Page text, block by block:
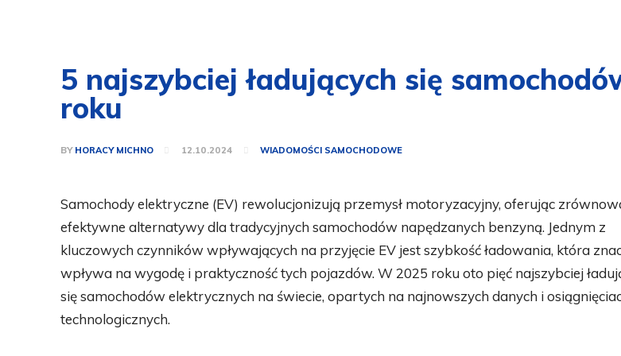
5 najszybciej ładujących się
roku
BY HORACY MICHNO 12.10.2024 WIADOMOŚCI SAMOCHODOWE
Samochody elektryczne (EV) rewolucjonizują przemysł motoryzacyjny, oferując
efektywne alternatywy dla tradycyjnych samochodów napędzanych benzyną. Jednym z
kluczowych czynników wpływających na przyjęcie EV jest szybkość ładowania, która
wpływa na wygodę i praktyczność tych pojazdów. W 2025 roku oto pięć najszybciej
się samochodów elektrycznych na świecie, opartych na najnowszych danych i
technologicznych.